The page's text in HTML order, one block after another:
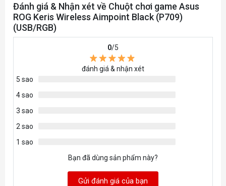
Đánh giá & Nhận xét về Chuột chơi game Asus
ROG Keris Wireless Aimpoint Black (P709)
(USB/RGB)
0/5
đánh giá & nhận xét
5 sao
4 sao
3 sao
2 sao
1 sao
Bạn đã dùng sản phẩm này?
Gửi đánh giá của bạn